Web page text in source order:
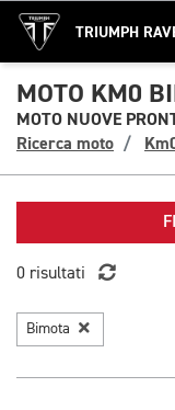
TRIUMPH
MOTO KM0
MOTO NUOVE
Ricerca moto
0 risultati
Bimota